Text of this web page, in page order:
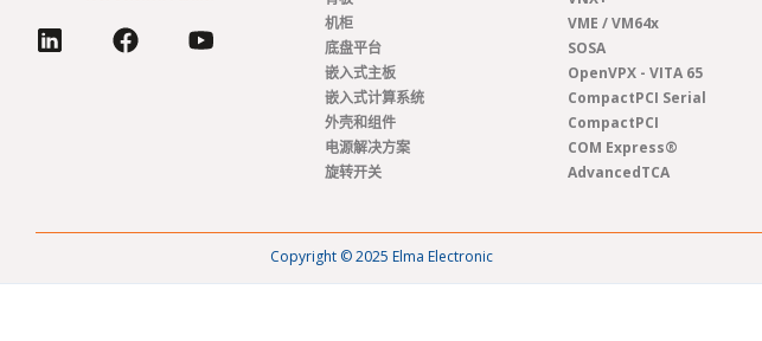
机柜
底盘平台
嵌入式主板
嵌入式计算系统
外壳和组件
电源解决方案
旋转开关
VME / VM64x
SOSA
OpenVPX - VITA 65
CompactPCI Serial
CompactPCI
COM Express®
AdvancedTCA
Copyright © 2025 Elma Electronic